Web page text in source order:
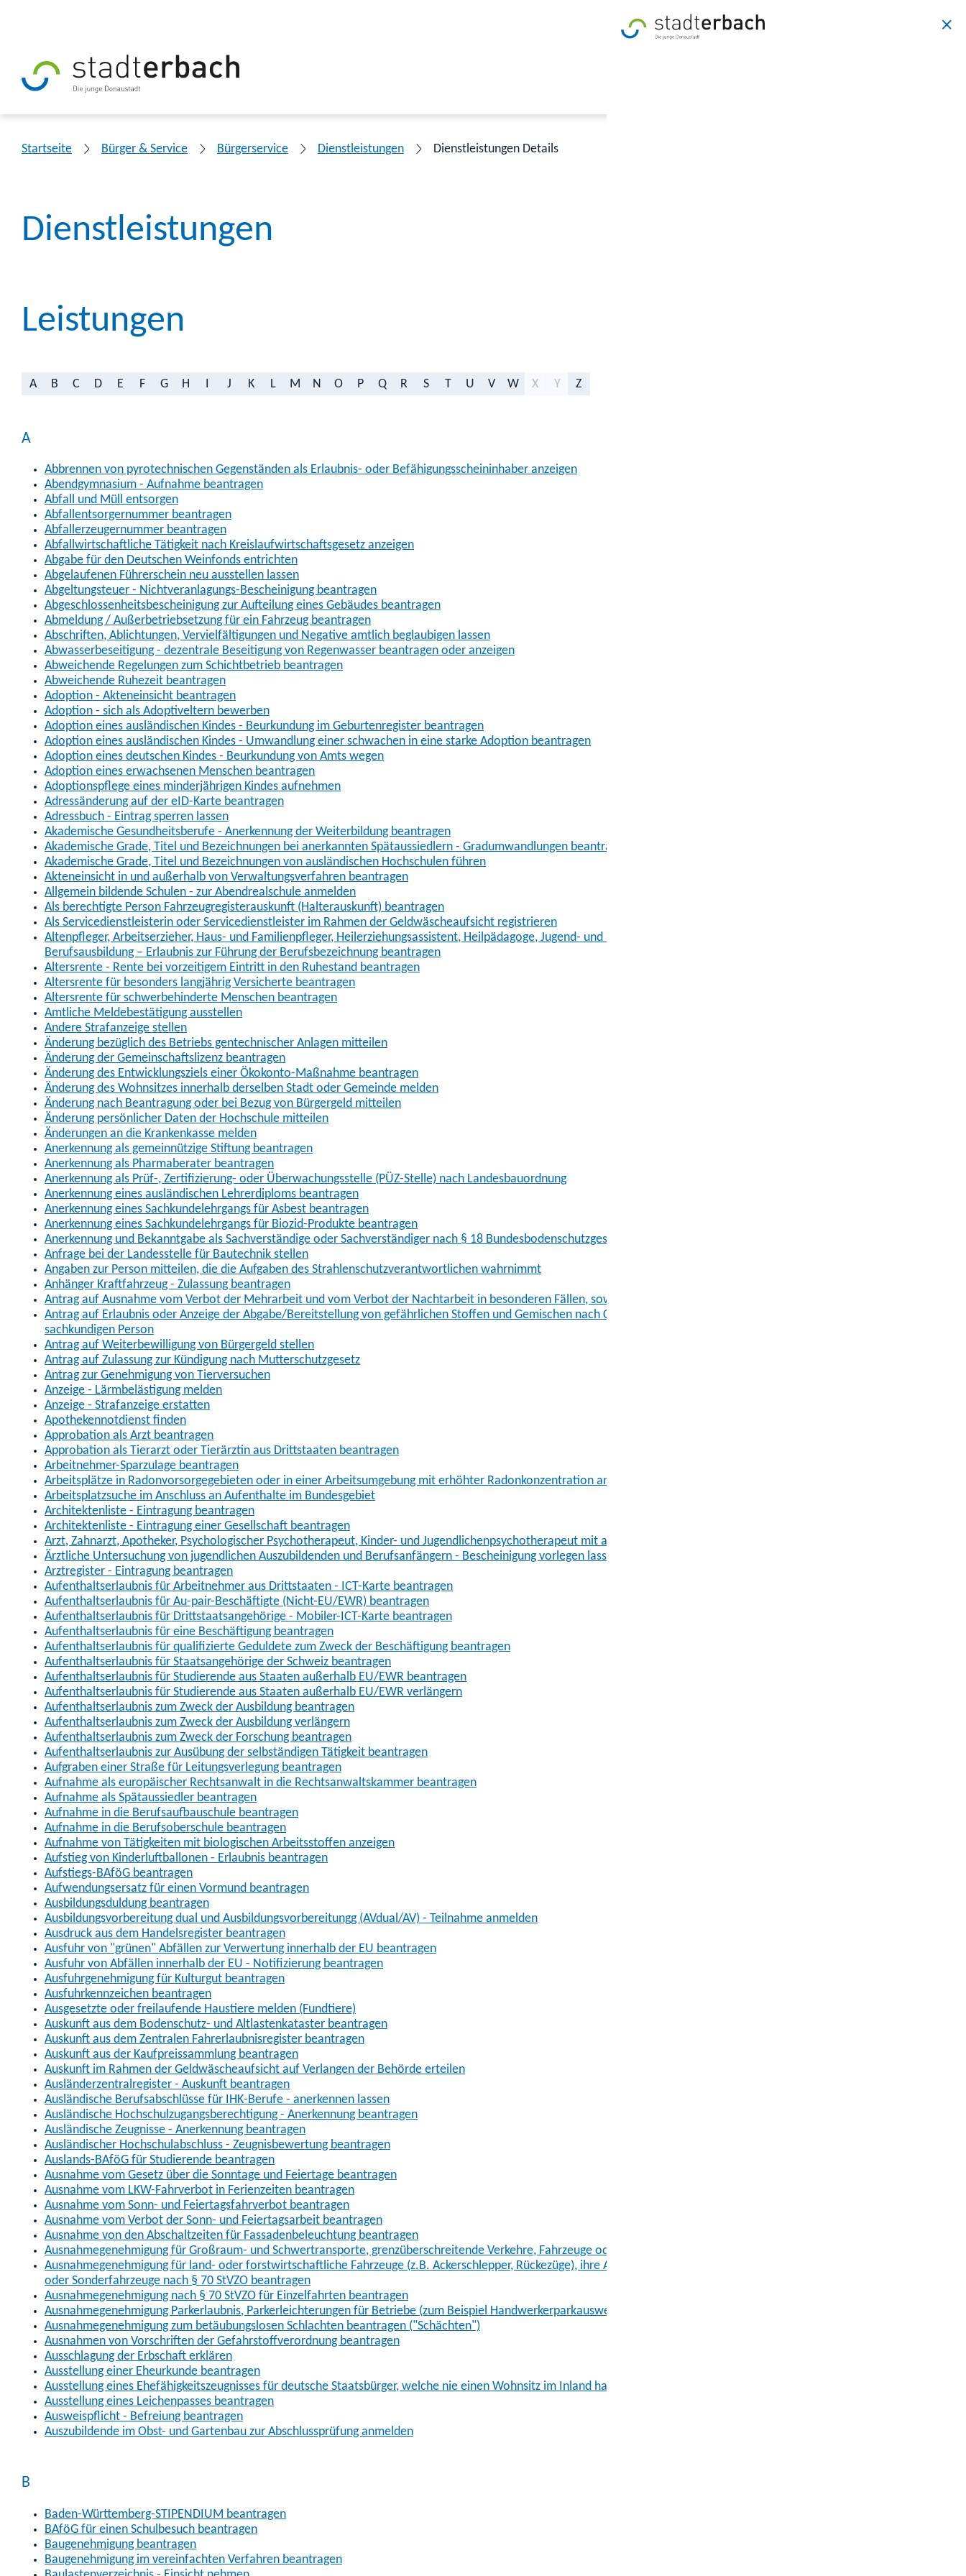
Startseite Bürger & Service Bürgerservice Dienstleistungen Dienstleistungen Details
Dienstleistungen
Leistungen
A B C D E F G H J K L M N O P Q R S T U V W X Y Z
A
Abbrennen von pyrotechnischen Gegenständen als Erlaubnis- oder Befähigungsscheininhaber anzeigen
Abendgymnasium - Aufnahme beantragen
Abfall und Müll entsorgen
Abfallentsorgernummer beantragen
Abfallerzeugernummer beantragen
Abfallwirtschaftliche Tätigkeit nach Kreislaufwirtschaftsgesetz anzeigen
Abgabe für den Deutschen Weinfonds entrichten
Abgelaufenen Führerschein neu ausstellen lassen
Abgeltungsteuer - Nichtveranlagungs-Bescheinigung beantragen
Abgeschlossenheitsbescheinigung zur Aufteilung eines Gebäudes beantragen
Abmeldung / Außerbetriebsetzung für ein Fahrzeug beantragen
Abschriften, Ablichtungen, Vervielfältigungen und Negative amtlich beglaubigen lassen
Abwasserbeseitigung - dezentrale Beseitigung von Regenwasser beantragen oder anzeigen
Abweichende Regelungen zum Schichtbetrieb beantragen
Abweichende Ruhezeit beantragen
Adoption - Akteneinsicht beantragen
Adoption - sich als Adoptiveltern bewerben
Adoption eines ausländischen Kindes - Beurkundung im Geburtenregister beantragen
Adoption eines ausländischen Kindes - Umwandlung einer schwachen in eine starke Adoption beantragen
Adoption eines deutschen Kindes - Beurkundung von Amts wegen
Adoption eines erwachsenen Menschen beantragen
Adoptionspflege eines minderjährigen Kindes aufnehmen
Adressänderung auf der eID-Karte beantragen
Adressbuch - Eintrag sperren lassen
Akademische Gesundheitsberufe - Anerkennung der Weiterbildung beantragen
Akademische Grade, Titel und Bezeichnungen bei anerkannten Spätaussiedlern - Gradumwandlungen beantragen
Akademische Grade, Titel und Bezeichnungen von ausländischen Hochschulen führen
Akteneinsicht in und außerhalb von Verwaltungsverfahren beantragen
Allgemein bildende Schulen - zur Abendrealschule anmelden
Als berechtigte Person Fahrzeugregisterauskunft (Halterauskunft) beantragen
Als Servicedienstleisterin oder Servicedienstleister im Rahmen der Geldwäscheaufsicht registrieren
Altenpfleger, Arbeitserzieher, Haus- und Familienpfleger, Heilerziehungsassistent, Heilpädagoge, Jugend- und Heimerzieher, Sozialarbeiter, Sozialpädagoge mit ausländischer
Berufsausbildung – Erlaubnis zur Führung der Berufsbezeichnung beantragen
Altersrente - Rente bei vorzeitigem Eintritt in den Ruhestand beantragen
Altersrente für besonders langjährig Versicherte beantragen
Altersrente für schwerbehinderte Menschen beantragen
Amtliche Meldebestätigung ausstellen
Andere Strafanzeige stellen
Änderung bezüglich des Betriebs gentechnischer Anlagen mitteilen
Änderung der Gemeinschaftslizenz beantragen
Änderung des Entwicklungsziels einer Ökokonto-Maßnahme beantragen
Änderung des Wohnsitzes innerhalb derselben Stadt oder Gemeinde melden
Änderung nach Beantragung oder bei Bezug von Bürgergeld mitteilen
Änderung persönlicher Daten der Hochschule mitteilen
Änderungen an die Krankenkasse melden
Anerkennung als gemeinnützige Stiftung beantragen
Anerkennung als Pharmaberater beantragen
Anerkennung als Prüf-, Zertifizierung- oder Überwachungsstelle (PÜZ-Stelle) nach Landesbauordnung
Anerkennung eines ausländischen Lehrerdiploms beantragen
Anerkennung eines Sachkundelehrgangs für Asbest beantragen
Anerkennung eines Sachkundelehrgangs für Biozid-Produkte beantragen
Anerkennung und Bekanntgabe als Sachverständige oder Sachverständiger nach § 18 Bundesbodenschutzgesetz
Anfrage bei der Landesstelle für Bautechnik stellen
Angaben zur Person mitteilen, die die Aufgaben des Strahlenschutzverantwortlichen wahrnimmt
Anhänger Kraftfahrzeug - Zulassung beantragen
Antrag auf Ausnahme vom Verbot der Mehrarbeit und vom Verbot der Nachtarbeit in besonderen Fällen, sowie der Art der Arbeit und dem Arbeitstempo
Antrag auf Erlaubnis oder Anzeige der Abgabe/Bereitstellung von gefährlichen Stoffen und Gemischen nach ChemVerbotsV sowie Änderungsanzeigen bei Wechsel der
sachkundigen Person
Antrag auf Weiterbewilligung von Bürgergeld stellen
Antrag auf Zulassung zur Kündigung nach Mutterschutzgesetz
Antrag zur Genehmigung von Tierversuchen
Anzeige - Lärmbelästigung melden
Anzeige - Strafanzeige erstatten
Apothekennotdienst finden
Approbation als Arzt beantragen
Approbation als Tierarzt oder Tierärztin aus Drittstaaten beantragen
Arbeitnehmer-Sparzulage beantragen
Arbeitsplätze in Radonvorsorgegebieten oder in einer Arbeitsumgebung mit erhöhter Radonkonzentration anmelden
Arbeitsplatzsuche im Anschluss an Aufenthalte im Bundesgebiet
Architektenliste - Eintragung beantragen
Architektenliste - Eintragung einer Gesellschaft beantragen
Arzt, Zahnarzt, Apotheker, Psychologischer Psychotherapeut, Kinder- und Jugendlichenpsychotherapeut mit ausländischer Berufsausbildung – Approbation beantragen
Ärztliche Untersuchung von jugendlichen Auszubildenden und Berufsanfängern - Bescheinigung vorlegen lassen
Arztregister - Eintragung beantragen
Aufenthaltserlaubnis für Arbeitnehmer aus Drittstaaten - ICT-Karte beantragen
Aufenthaltserlaubnis für Au-pair-Beschäftigte (Nicht-EU/EWR) beantragen
Aufenthaltserlaubnis für Drittstaatsangehörige - Mobiler-ICT-Karte beantragen
Aufenthaltserlaubnis für eine Beschäftigung beantragen
Aufenthaltserlaubnis für qualifizierte Geduldete zum Zweck der Beschäftigung beantragen
Aufenthaltserlaubnis für Staatsangehörige der Schweiz beantragen
Aufenthaltserlaubnis für Studierende aus Staaten außerhalb EU/EWR beantragen
Aufenthaltserlaubnis für Studierende aus Staaten außerhalb EU/EWR verlängern
Aufenthaltserlaubnis zum Zweck der Ausbildung beantragen
Aufenthaltserlaubnis zum Zweck der Ausbildung verlängern
Aufenthaltserlaubnis zum Zweck der Forschung beantragen
Aufenthaltserlaubnis zur Ausübung der selbständigen Tätigkeit beantragen
Aufgraben einer Straße für Leitungsverlegung beantragen
Aufnahme als europäischer Rechtsanwalt in die Rechtsanwaltskammer beantragen
Aufnahme als Spätaussiedler beantragen
Aufnahme in die Berufsaufbauschule beantragen
Aufnahme in die Berufsoberschule beantragen
Aufnahme von Tätigkeiten mit biologischen Arbeitsstoffen anzeigen
Aufstieg von Kinderluftballonen - Erlaubnis beantragen
Aufstiegs-BAföG beantragen
Aufwendungsersatz für einen Vormund beantragen
Ausbildungsduldung beantragen
Ausbildungsvorbereitung dual und Ausbildungsvorbereitungg (AVdual/AV) - Teilnahme anmelden
Ausdruck aus dem Handelsregister beantragen
Ausfuhr von "grünen" Abfällen zur Verwertung innerhalb der EU beantragen
Ausfuhr von Abfällen innerhalb der EU - Notifizierung beantragen
Ausfuhrgenehmigung für Kulturgut beantragen
Ausfuhrkennzeichen beantragen
Ausgesetzte oder freilaufende Haustiere melden (Fundtiere)
Auskunft aus dem Bodenschutz- und Altlastenkataster beantragen
Auskunft aus dem Zentralen Fahrerlaubnisregister beantragen
Auskunft aus der Kaufpreissammlung beantragen
Auskunft im Rahmen der Geldwäscheaufsicht auf Verlangen der Behörde erteilen
Ausländerzentralregister - Auskunft beantragen
Ausländische Berufsabschlüsse für IHK-Berufe - anerkennen lassen
Ausländische Hochschulzugangsberechtigung - Anerkennung beantragen
Ausländische Zeugnisse - Anerkennung beantragen
Ausländischer Hochschulabschluss - Zeugnisbewertung beantragen
Auslands-BAföG für Studierende beantragen
Ausnahme vom Gesetz über die Sonntage und Feiertage beantragen
Ausnahme vom LKW-Fahrverbot in Ferienzeiten beantragen
Ausnahme vom Sonn- und Feiertagsfahrverbot beantragen
Ausnahme vom Verbot der Sonn- und Feiertagsarbeit beantragen
Ausnahme von den Abschaltzeiten für Fassadenbeleuchtung beantragen
Ausnahmegenehmigung für Großraum- und Schwertransporte, grenzüberschreitende Verkehre, Fahrzeuge oder Fahrzeugkombinationen nach § 70 StVZO beantragen
Ausnahmegenehmigung für land- oder forstwirtschaftliche Fahrzeuge (z.B. Ackerschlepper, Rückezüge), ihre Anhänger, Arbeitsmaschinen (z.B. Gabelstapler, Mähdrescher)
oder Sonderfahrzeuge nach § 70 StVZO beantragen
Ausnahmegenehmigung nach § 70 StVZO für Einzelfahrten beantragen
Ausnahmegenehmigung Parkerlaubnis, Parkerleichterungen für Betriebe (zum Beispiel Handwerkerparkausweis)
Ausnahmegenehmigung zum betäubungslosen Schlachten beantragen ("Schächten")
Ausnahmen von Vorschriften der Gefahrstoffverordnung beantragen
Ausschlagung der Erbschaft erklären
Ausstellung einer Eheurkunde beantragen
Ausstellung eines Ehefähigkeitszeugnisses für deutsche Staatsbürger, welche nie einen Wohnsitz im Inland hatten
Ausstellung eines Leichenpasses beantragen
Ausweispflicht - Befreiung beantragen
Auszubildende im Obst- und Gartenbau zur Abschlussprüfung anmelden
B
Baden-Württemberg-STIPENDIUM beantragen
BAföG für einen Schulbesuch beantragen
Baugenehmigung beantragen
Baugenehmigung im vereinfachten Verfahren beantragen